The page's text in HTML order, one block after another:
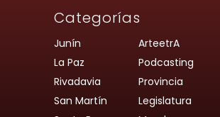
Categorías
Junín
La Paz
Rivadavia
San Martín
ArteetrA
Podcasting
Provincia
Legislatura